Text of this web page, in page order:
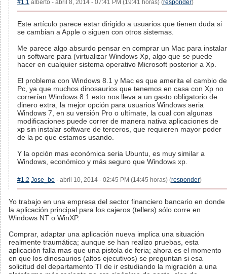
#1.1 alberto - abril 8, 2014 - 07:41 PM (19:41 horas) (responder)
Este artículo parece estar dirigido a usuarios que tienen duda si
se cambian a Apple o siguen con otros sistemas.
Me parece algo absurdo pensar en comprar un Mac para instalar
un software para (virtualizar Windows Xp, algo que se puede
hacer en cualquier sistema operativo Microsoft posterior a Xp.
El problema con Windows 8.1 y Mac es que amerita el cambio de
Pc, ya que muchos dinosaurios que tenemos en casa con Xp no
correrían Windows 8.1 esto nos lleva a un gasto obligatorio de
dinero extra, la mejor opción para usuarios Windows seria
Windows 7, en su versión Pro o ultímate, la cual con algunas
modificaciones puede correr de manera nativa aplicaciones de
xp sin instalar software de terceros, que requieren mayor poder
de la pc que estamos usando.
Y la opción mas económica seria Ubuntu, es muy similar a
Windows, económico y más seguro que Windows xp.
#1.2 Jose_bo - abril 10, 2014 - 02:45 PM (14:45 horas) (responder)
Yo trabajo en una empresa del sector financiero bancario en donde
la aplicación principal para los cajeros (tellers) sólo corre en
Windows NT o WinXP.
Comprar, adaptar una aplicación nueva implica una situación
realmente traumática; aunque se han realizo pruebas, esta
aplicación falla mas que una pistola de feria; ahora es el momento
en que los dinosaurios (altos ejecutivos) se preguntan si esa
solicitud del departamento TI de ir estudiando la migración a una